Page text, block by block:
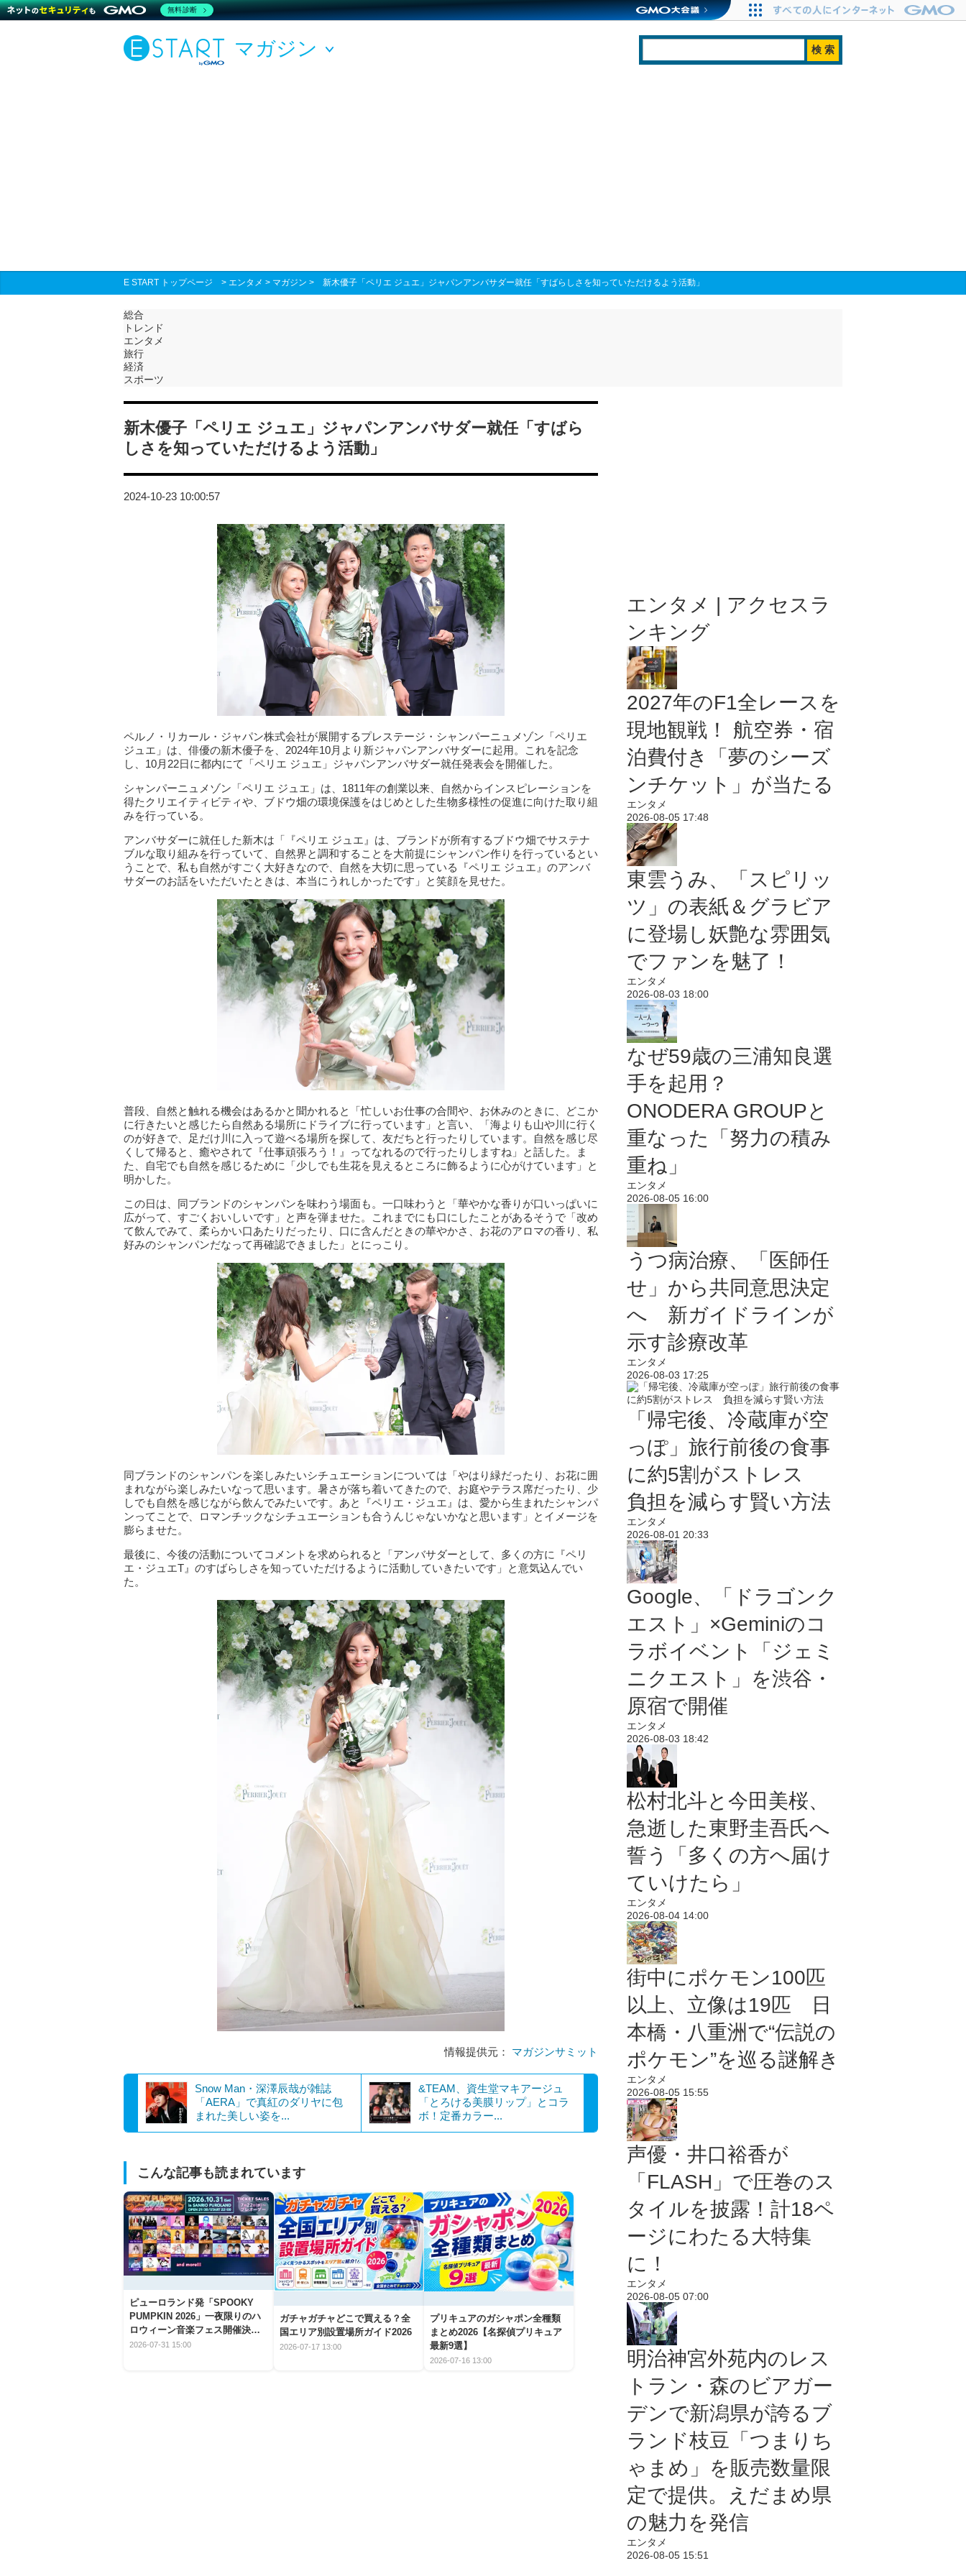
マガジン
E START トップページ > エンタメ > マガジン > 新木優子「ペリエ ジュエ」ジャパンアンバサダー就任「すばらしさを知っていただけるよう活動」
総合
トレンド
エンタメ
旅行
経済
スポーツ
新木優子「ペリエ ジュエ」ジャパンアンバサダー就任「すばら
しさを知っていただけるよう活動」
2024-10-23 10:00:57
ペルノ・リカール・ジャパン株式会社が展開するプレステージ・シャンパーニュメゾン「ペリエ
ジュエ」は、俳優の新木優子を、2024年10月より新ジャパンアンバサダーに起用。これを記念
し、10月22日に都内にて「ペリエ ジュエ」ジャパンアンバサダー就任発表会を開催した。
シャンパーニュメゾン「ペリエ ジュエ」は、1811年の創業以来、自然からインスピレーションを
得たクリエイティビティや、ブドウ畑の環境保護をはじめとした生物多様性の促進に向けた取り組
みを行っている。
アンバサダーに就任した新木は「『ペリエ ジュエ』は、ブランドが所有するブドウ畑でサステナ
ブルな取り組みを行っていて、自然界と調和することを大前提にシャンパン作りを行っているとい
うことで、私も自然がすごく大好きなので、自然を大切に思っている『ペリエ ジュエ』のアンバ
サダーのお話をいただいたときは、本当にうれしかったです」と笑顔を見せた。
普段、自然と触れる機会はあるかと聞かれると「忙しいお仕事の合間や、お休みのときに、どこか
に行きたいと感じたら自然ある場所にドライブに行っています」と言い、「海よりも山や川に行く
のが好きで、足だけ川に入って遊べる場所を探して、友だちと行ったりしています。自然を感じ尽
くして帰ると、癒やされて『仕事頑張ろう！』ってなれるので行ったりしますね」と話した。ま
た、自宅でも自然を感じるために「少しでも生花を見えるところに飾るように心がけています」と
明かした。
この日は、同ブランドのシャンパンを味わう場面も。一口味わうと「華やかな香りが口いっぱいに
広がって、すごくおいしいです」と声を弾ませた。これまでにも口にしたことがあるそうで「改め
て飲んでみて、柔らかい口あたりだったり、口に含んだときの華やかさ、お花のアロマの香り、私
好みのシャンパンだなって再確認できました」とにっこり。
同ブランドのシャンパンを楽しみたいシチュエーションについては「やはり緑だったり、お花に囲
まれながら楽しみたいなって思います。暑さが落ち着いてきたので、お庭やテラス席だったり、少
しでも自然を感じながら飲んでみたいです。あと『ペリエ・ジュエ』は、愛から生まれたシャンパ
ンってことで、ロマンチックなシチュエーションも合うんじゃないかなと思います」とイメージを
膨らませた。
最後に、今後の活動についてコメントを求められると「アンバサダーとして、多くの方に『ペリ
エ・ジュエT』のすばらしさを知っていただけるように活動していきたいです」と意気込んでい
た。
情報提供元： マガジンサミット
Snow Man・深澤辰哉が雑誌
「AERA」で真紅のダリヤに包
まれた美しい姿を...
&TEAM、資生堂マキアージュ
「とろける美膜リップ」とコラ
ボ！定番カラー...
こんな記事も読まれています
ピューロランド発「SPOOKY
PUMPKIN 2026」一夜限りのハ
ロウィーン音楽フェス開催決
定！
2026-07-31 15:00
ガチャガチャどこで買える？全
国エリア別設置場所ガイド2026
2026-07-17 13:00
プリキュアのガシャポン全種類
まとめ2026【名探偵プリキュア
最新9選】
2026-07-16 13:00
エンタメ | アクセスラ
ンキング
2027年のF1全レースを
現地観戦！ 航空券・宿
泊費付き「夢のシーズ
ンチケット」が当たる
エンタメ
2026-08-05 17:48
東雲うみ、「スピリッ
ツ」の表紙＆グラビア
に登場し妖艶な雰囲気
でファンを魅了！
エンタメ
2026-08-03 18:00
なぜ59歳の三浦知良選
手を起用？
ONODERA GROUPと
重なった「努力の積み
重ね」
エンタメ
2026-08-05 16:00
うつ病治療、「医師任
せ」から共同意思決定
へ 新ガイドラインが
示す診療改革
エンタメ
2026-08-03 17:25
「帰宅後、冷蔵庫が空
っぽ」旅行前後の食事
に約5割がストレス
負担を減らす賢い方法
エンタメ
2026-08-01 20:33
Google、「ドラゴンク
エスト」×Geminiのコ
ラボイベント「ジェミ
ニクエスト」を渋谷・
原宿で開催
エンタメ
2026-08-03 18:42
松村北斗と今田美桜、
急逝した東野圭吾氏へ
誓う「多くの方へ届け
ていけたら」
エンタメ
2026-08-04 14:00
街中にポケモン100匹
以上、立像は19匹 日
本橋・八重洲で“伝説の
ポケモン”を巡る謎解き
エンタメ
2026-08-05 15:55
声優・井口裕香が
「FLASH」で圧巻のス
タイルを披露！計18ペ
ージにわたる大特集
に！
エンタメ
2026-08-05 07:00
明治神宮外苑内のレス
トラン・森のビアガー
デンで新潟県が誇るブ
ランド枝豆「つまりち
ゃまめ」を販売数量限
定で提供。えだまめ県
の魅力を発信
エンタメ
2026-08-05 15:51
無料診断